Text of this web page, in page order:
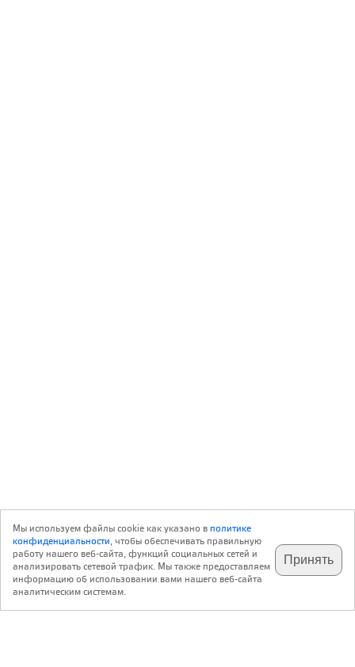
подпишитесь на наш
телеграм @archi_ru
✕
с 20 июля 1999 г.
Мы используем файлы cookie как указано вполитике
конфиденциальности, чтобы обеспечивать правильную
работу нашего веб-сайта, функций социальных сетей и
анализировать сетевой трафик. Мы также предоставляем
информацию об использовании вами нашего веб-сайта
аналитическим системам.
Принять